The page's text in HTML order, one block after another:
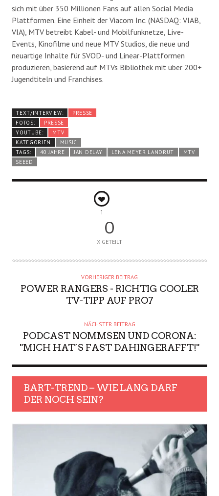
sich mit über 350 Millionen Fans auf allen Social Media
Plattformen. Eine Einheit der Viacom Inc. (NASDAQ: VIAB,
VIA), MTV betreibt Kabel- und Mobilfunknetze, Live-
Events, Kinofilme und neue MTV Studios, die neue und
neuartige Inhalte für SVOD- und Linear-Plattformen
produzieren, basierend auf MTVs Bibliothek mit über 200+
Jugendtiteln und Franchises.
TEXT/INTERVIEW:
PRESSE
FOTOS:
PRESSE
YOUTUBE:
MTV
KATEGORIEN
MUSIC
TAGS:
40 JAHRE JAN DELAY LENA MEYER LANDRUT
MTV
SEEED
1
0
X GETEILT
VORHERIGER BEITRAG
POWER RANGERS - RICHTIG COOLER
TV-TIPP AUF PRO7
NÄCHSTER BEITRAG
PODCAST NOMMSEN UND CORONA:
"MICH HAT´S FAST DAHINGERAFFT!"
BART-TREND – WIE LANG DARF
DER NOCH SEIN?